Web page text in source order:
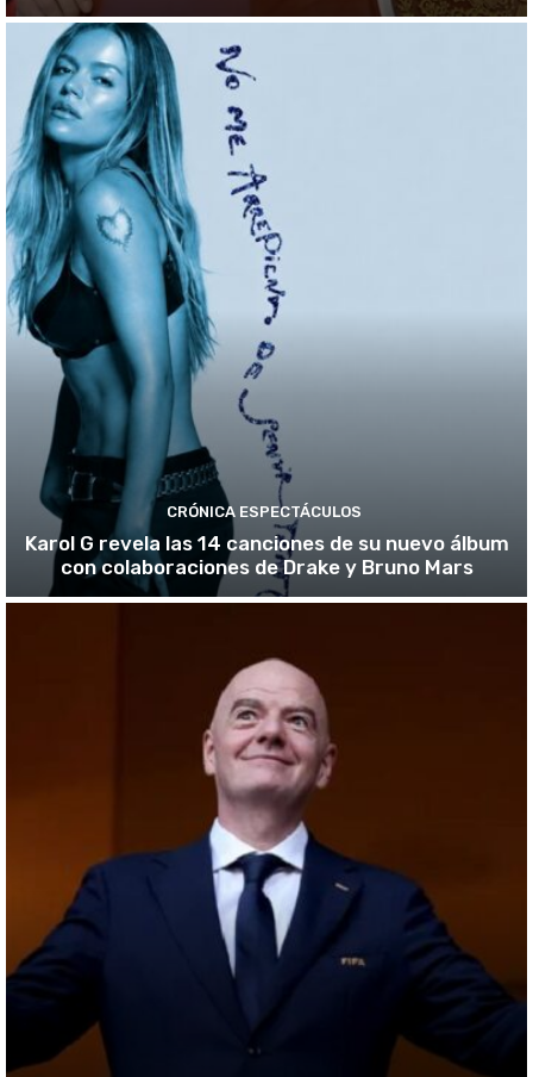
CRÓNICA ESPECTÁCULOS
Karol G revela las 14 canciones de su nuevo álbum
con colaboraciones de Drake y Bruno Mars